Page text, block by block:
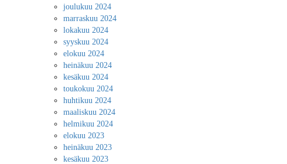
joulukuu 2024
marraskuu 2024
lokakuu 2024
syyskuu 2024
elokuu 2024
heinäkuu 2024
kesäkuu 2024
toukokuu 2024
huhtikuu 2024
maaliskuu 2024
helmikuu 2024
elokuu 2023
heinäkuu 2023
kesäkuu 2023